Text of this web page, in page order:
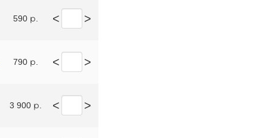
590 р. < >
790 р. < >
3 900 р. < >